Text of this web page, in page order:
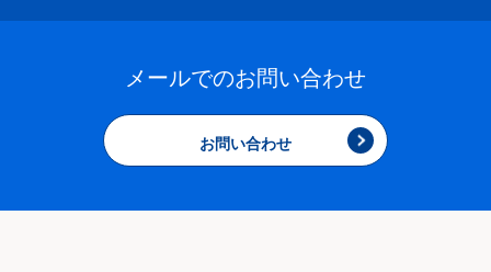
メールでのお問い合わせ
お問い合わせ